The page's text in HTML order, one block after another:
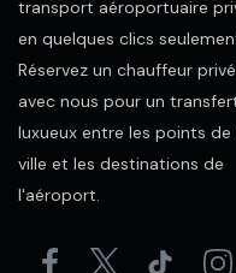
transport aéroportuaire
en quelques clics
Réservez un chauffeur privé
avec nous pour un
luxueux entre les points de
ville et les destinations de
l'aéroport.